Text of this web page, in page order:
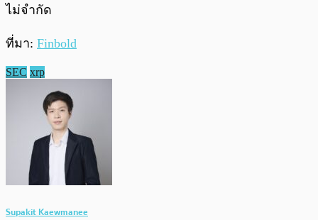
ไม่จำกัด
ที่มา: Finbold
SEC xrp
Supakit Kaewmanee